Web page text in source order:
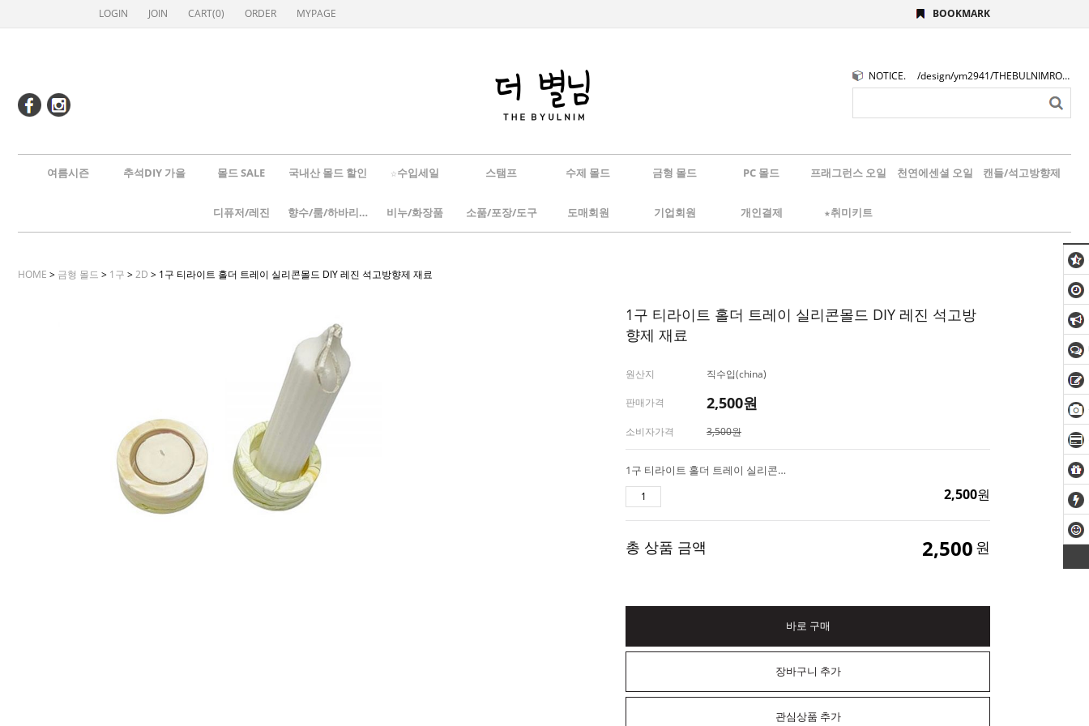
LOGIN JOIN CART(0) ORDER MYPAGE BOOKMARK
NOTICE. /design/ym2941/THEBULNIMROGO.png
여름시즌 추석DIY 가을 몰드 SALE 국내산 몰드 할인 ☆수입세일 스탬프 수제 몰드 금형 몰드 PC 몰드 프래그런스 오일 천연에센셜 오일 캔들/석고방향제
디퓨저/레진 향수/룸/하바리움 비누/화장품 소품/포장/도구 도매회원 기업회원 개인결제 ★취미키트
HOME > 금형 몰드 > 1구 >2D > 1구 티라이트 홀더 트레이 실리콘몰드 DIY 레진 석고방향제 재료
1구 티라이트 홀더 트레이 실리콘몰드 DIY 레진 석고방
향제 재료
원산지 직수입(china)
판매가격 2,500원
소비자가격 3,500원
1구 티라이트 홀더 트레이 실리콘몰드 DIY 레진 석고방향제 재료
2,500원
총 상품 금액 2,500 원
바로 구매
장바구니 추가
관심상품 추가